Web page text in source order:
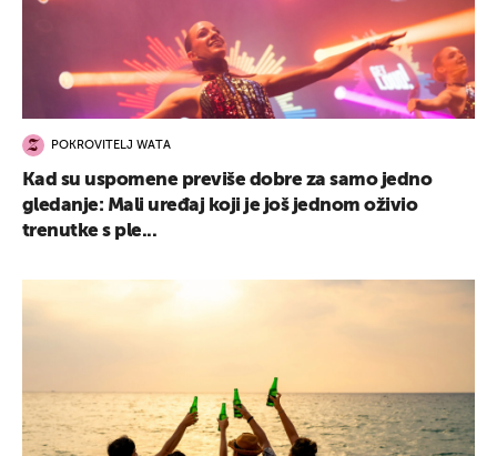
POKROVITELJ WATA
Kad su uspomene previše dobre za samo jedno
gledanje: Mali uređaj koji je još jednom oživio
trenutke s ple...